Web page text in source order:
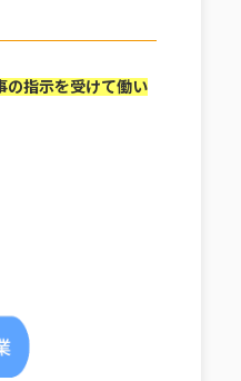
の指示を受けて働い